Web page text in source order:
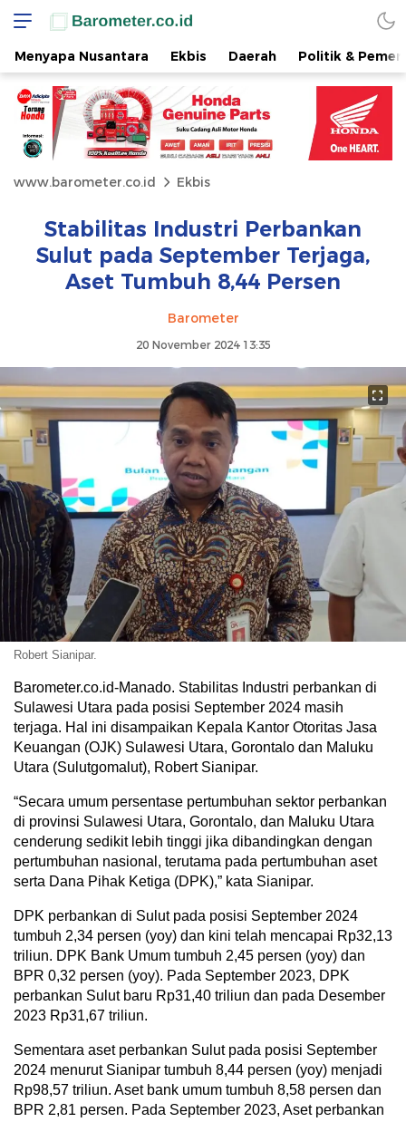
Menyapa Nusantara Ekbis Daerah Politik &
www.barometer.co.id Ekbis
Stabilitas Industri Perbankan
Sulut pada September Terjaga,
Aset Tumbuh 8,44 Persen
Barometer
20 November 2024 13:35
Robert Sianipar.
Barometer.co.id-Manado. Stabilitas Industri perbankan di
Sulawesi Utara pada posisi September 2024 masih
terjaga. Hal ini disampaikan Kepala Kantor Otoritas Jasa
Keuangan (OJK) Sulawesi Utara, Gorontalo dan Maluku
Utara (Sulutgomalut), Robert Sianipar.
“Secara umum persentase pertumbuhan sektor perbankan
di provinsi Sulawesi Utara, Gorontalo, dan Maluku Utara
cenderung sedikit lebih tinggi jika dibandingkan dengan
pertumbuhan nasional, terutama pada pertumbuhan aset
serta Dana Pihak Ketiga (DPK),” kata Sianipar.
DPK perbankan di Sulut pada posisi September 2024
tumbuh 2,34 persen (yoy) dan kini telah mencapai Rp32,13
triliun. DPK Bank Umum tumbuh 2,45 persen (yoy) dan
BPR 0,32 persen (yoy). Pada September 2023, DPK
perbankan Sulut baru Rp31,40 triliun dan pada Desember
2023 Rp31,67 triliun.
Sementara aset perbankan Sulut pada posisi September
2024 menurut Sianipar tumbuh 8,44 persen (yoy) menjadi
Rp98,57 triliun. Aset bank umum tumbuh 8,58 persen dan
BPR 2,81 persen. Pada September 2023, Aset perbankan